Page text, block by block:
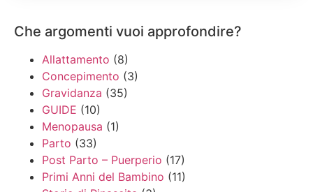
Che argomenti vuoi approfondire?
Allattamento (8)
Concepimento (3)
Gravidanza (35)
GUIDE (10)
Menopausa (1)
Parto (33)
Post Parto – Puerperio (17)
Primi Anni del Bambino (11)